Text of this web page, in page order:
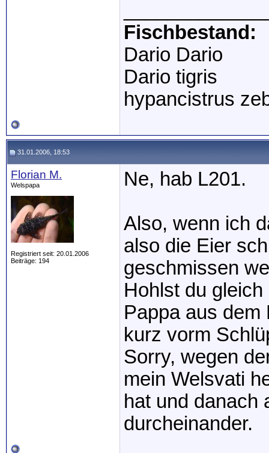
Fischbestand:
Dario Dario
Dario tigris
hypancistrus
31.01.2006, 18:53
Florian M.
Welspapa
Registriert seit: 20.01.2006
Beiträge: 194
Ne, hab L201.
Also, wenn ich
also die Eier
geschmissen
Hohlst du
Pappa aus
kurz vorm
Sorry, wegen
mein Welsvati
hat und danach
durcheinander.